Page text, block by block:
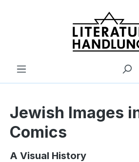
Jewish Images
Comics
A Visual History